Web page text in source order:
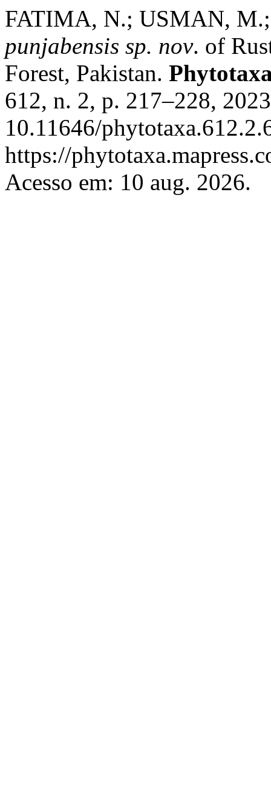
FATIMA, N.; USMAN,
punjabensis sp. nov. of
Forest, Pakistan.
612, n. 2, p. 217–228,
10.11646/
https://
Acesso em: 10 aug. 2026.